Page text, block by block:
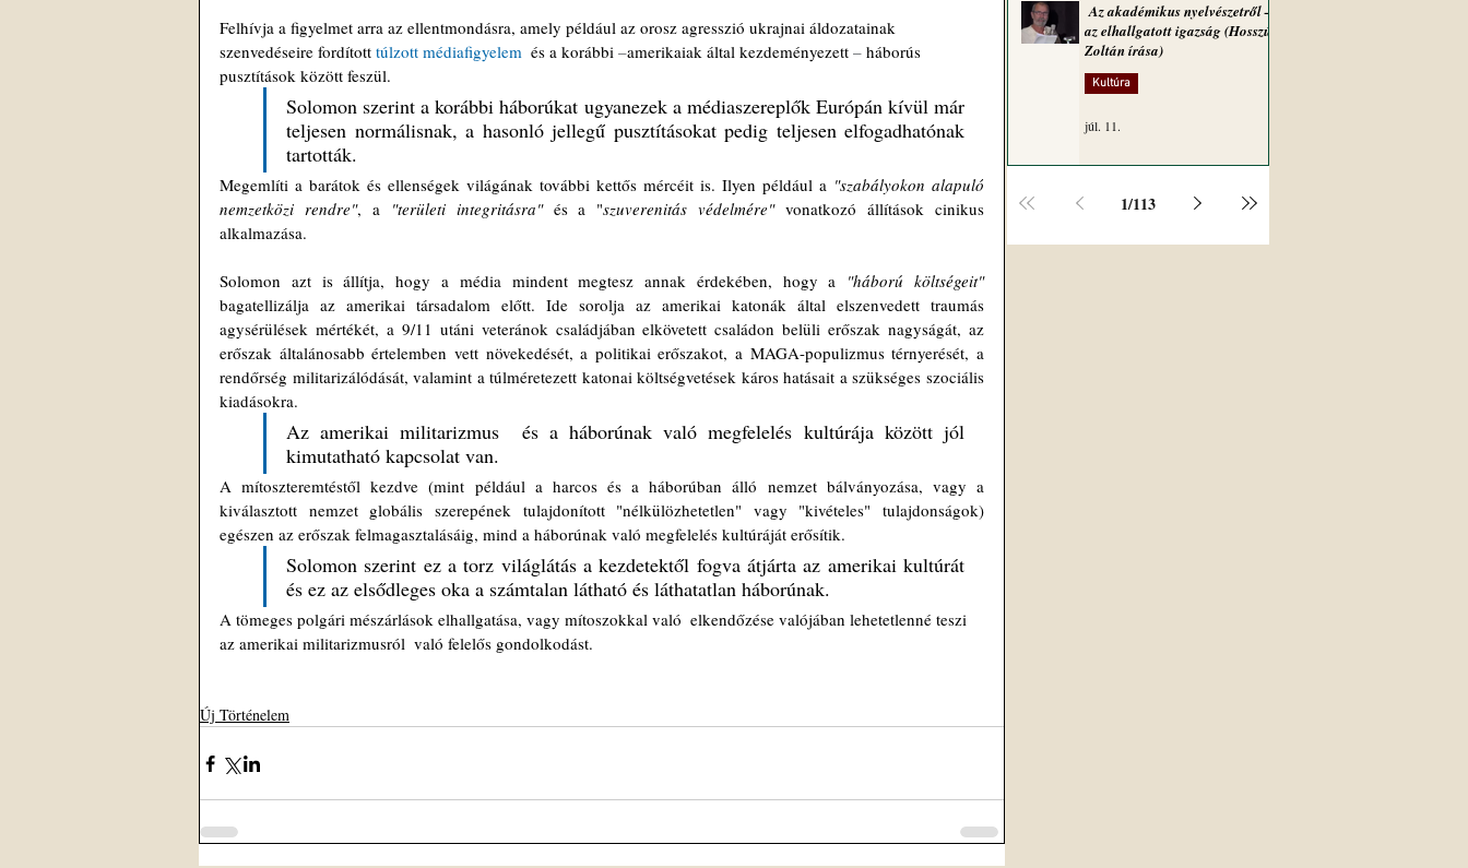
Felhívja a figyelmet arra az ellentmondásra, amely például az orosz agresszió ukrajnai áldozatainak
szenvedéseire fordított túlzott médiafigyelem
  és a korábbi
–amerikaiak által kezdeményezett – háborús
pusztítások között feszül.
Solomon szerint a korábbi háborúkat ugyanezek a médiaszereplők Európán kívül már
teljesen normálisnak, a hasonló jellegű pusztításokat pedig teljesen elfogadhatónak
tartották.
Megemlíti a barátok és ellenségek világának további kettős mércéit is. Ilyen például a "szabályokon alapuló
nemzetközi rendre", a "területi integritásra" és a "szuverenitás védelmére" vonatkozó állítások cinikus
alkalmazása.
Solomon azt is állítja, hogy a média mindent megtesz annak érdekében, hogy a "háború költségeit"
bagatellizálja az amerikai társadalom előtt. Ide sorolja az amerikai katonák által elszenvedett traumás
agysérülések mértékét, a 9/11 utáni veteránok családjában elkövetett családon belüli erőszak nagyságát, az
erőszak általánosabb értelemben vett növekedését, a politikai erőszakot, a MAGA-populizmus térnyerését, a
rendőrség militarizálódását, valamint a túlméretezett katonai költségvetések káros hatásait a szükséges szociális
kiadásokra.
Az amerikai militarizmus  és a háborúnak való megfelelés kultúrája között jól
kimutatható kapcsolat van.
A mítoszteremtéstől kezdve (mint például a harcos és a háborúban álló nemzet bálványozása, vagy a
kiválasztott nemzet globális szerepének tulajdonított "nélkülözhetetlen" vagy "kivételes" tulajdonságok)
egészen az erőszak felmagasztalásáig, mind a háborúnak való megfelelés kultúráját erősítik.
Solomon szerint ez a torz világlátás a kezdetektől fogva átjárta az amerikai kultúrát
és ez az elsődleges oka a számtalan látható és láthatatlan háborúnak.
A tömeges polgári mészárlások elhallgatása, vagy mítoszokkal való  elkendőzése valójában lehetetlenné teszi
az amerikai militarizmusról  való felelős gondolkodást.
Új Történelem
Az akadémikus nyelvészetről –
az elhallgatott igazság (Hosszú
Zoltán írása)
Kultúra
júl. 11.
1/113